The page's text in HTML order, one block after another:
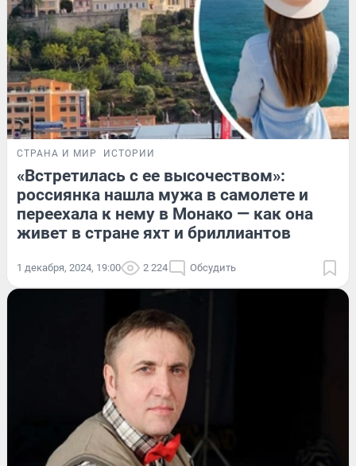
СТРАНА И МИР ИСТОРИИ
«Встретилась с ее высочеством»:
россиянка нашла мужа в самолете и
переехала к нему в Монако — как она
живет в стране яхт и бриллиантов
1 декабря, 2024, 19:00 2 224 Обсудить